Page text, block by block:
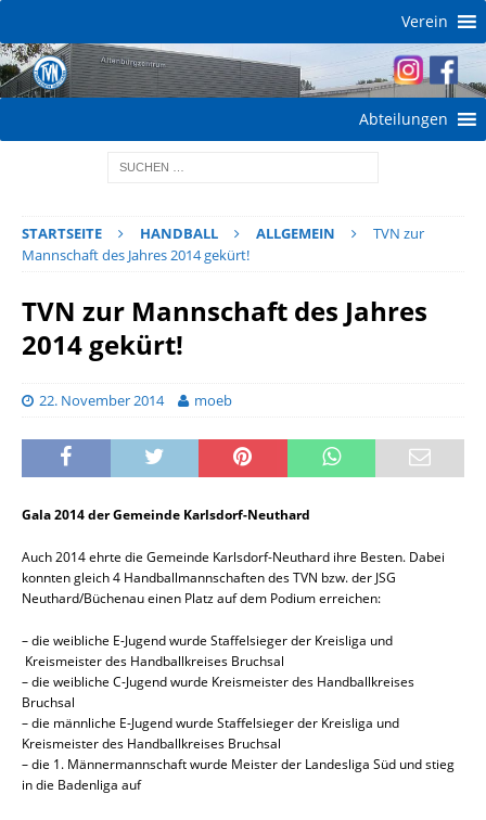
Verein
Abteilungen
STARTSEITE HANDBALL ALLGEMEIN
TVN zur
Mannschaft des Jahres 2014 gekürt!
TVN zur Mannschaft des Jahres
2014 gekürt!
22. November 2014 moeb
Gala 2014 der Gemeinde Karlsdorf-Neuthard
Auch 2014 ehrte die Gemeinde Karlsdorf-Neuthard ihre Besten. Dabei
konnten gleich 4 Handballmannschaften des TVN bzw. der JSG
Neuthard/Büchenau einen Platz auf dem Podium erreichen:
– die weibliche E-Jugend wurde Staffelsieger der Kreisliga und
Kreismeister des Handballkreises Bruchsal
– die weibliche C-Jugend wurde Kreismeister des Handballkreises
Bruchsal
– die männliche E-Jugend wurde Staffelsieger der Kreisliga und
Kreismeister des Handballkreises Bruchsal
– die 1. Männermannschaft wurde Meister der Landesliga Süd und stieg
in die Badenliga auf